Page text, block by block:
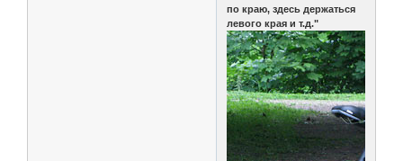
по краю, здесь держаться
левого края и т.д."